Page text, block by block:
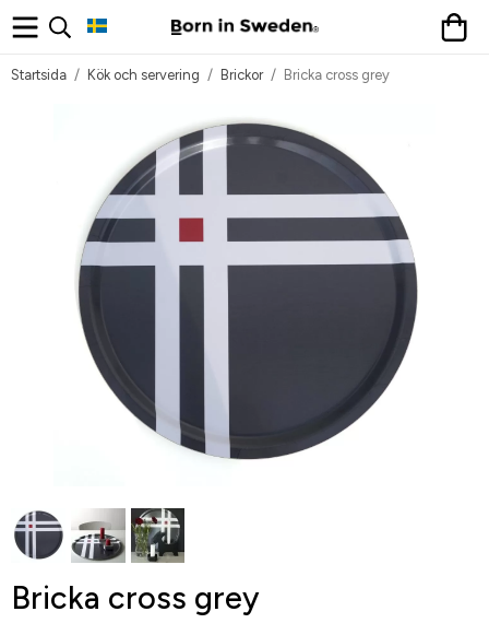
Startsida / Kök och servering / Brickor / Bricka cross grey
Bricka cross grey